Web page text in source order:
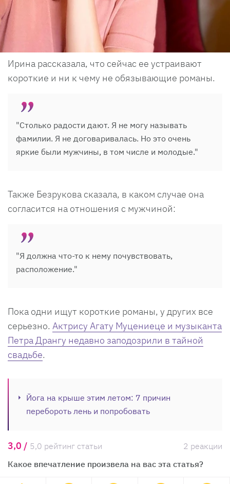
Ирина рассказала, что сейчас ее устраивают
короткие и ни к чему не обязывающие романы.
"Столько радости дают. Я не могу называть
фамилии. Я не договаривалась. Но это очень
яркие были мужчины, в том числе и молодые."
Также Безрукова сказала, в каком случае она
согласится на отношения с мужчиной:
"Я должна что-то к нему почувствовать,
расположение."
Пока одни ищут короткие романы, у других все
серьезно. Актрису Агату Муцениеце и музыканта
Петра Дрангу недавно заподозрили в тайной
свадьбе.
Йога на крыше этим летом: 7 причин
перебороть лень и попробовать
3,0 / 5,0 рейтинг статьи
2 реакции
Какое впечатление произвела на вас эта статья?